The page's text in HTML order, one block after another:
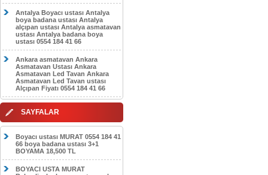
Antalya Boyacı ustası Antalya
boya badana ustası Antalya
alçıpan ustası Antalya asmatavan
ustası Antalya badana boya
ustası 0554 184 41 66
Ankara asmatavan Ankara
Asmatavan Ustası Ankara
Asmatavan Led Tavan Ankara
Asmatavan Led Tavan ustası
Alçıpan Fiyatı 0554 184 41 66
SAYFALAR
Boyacı ustası MURAT 0554 184 41
66 boya badana ustası 3+1
BOYAMA 18,500 TL
BOYACI USTA MURAT